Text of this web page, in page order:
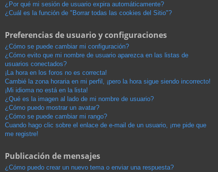
¿Por qué mi sesión de usuario expira automáticamente?
¿Cuál es la función de "Borrar todas las cookies del Sitio"?
Preferencias de usuario y configuraciones
¿Cómo se puede cambiar mi configuración?
¿Cómo evito que mi nombre de usuario aparezca en las listas de
usuarios conectados?
¡La hora en los foros no es correcta!
Cambié la zona horaria en mi perfil, ¡pero la hora sigue siendo incorrecto!
¡Mi idioma no está en la lista!
¿Qué es la imagen al lado de mi nombre de usuario?
¿Cómo puedo mostrar un avatar?
¿Cómo se puede cambiar mi rango?
Cuando hago clic sobre el enlace de e-mail de un usuario, ¡me pide que
me registre!
Publicación de mensajes
¿Cómo puedo crear un nuevo tema o enviar una respuesta?